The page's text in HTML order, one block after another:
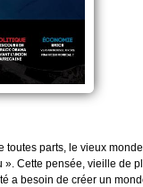
parts, le vieux
». Cette pensée, vieille de
a besoin de créer un